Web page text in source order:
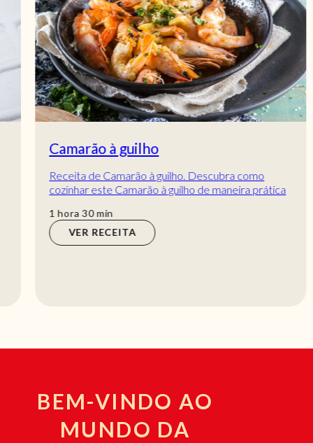
Camarão à guilho
Receita de Camarão à guilho. Descubra como
cozinhar este Camarão à guilho de maneira prática
hora
hora 30 min
min
VER RECEITA
BEM-VINDO AO
MUNDO DA